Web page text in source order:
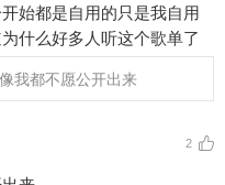
始都是自用的只是我自用
什么好多人听这个歌单了
我都不愿公开出来
2